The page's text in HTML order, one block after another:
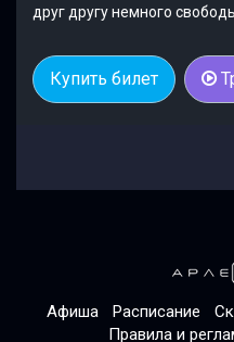
друг другу немного
Купить билет
Афиша Расписание
Правила и